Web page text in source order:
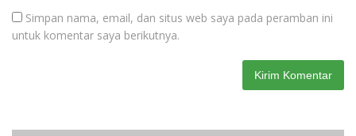
Simpan nama, email, dan situs web saya pada peramban ini
untuk komentar saya berikutnya.